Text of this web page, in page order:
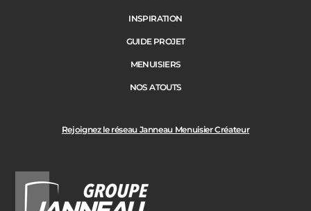
Rejoignez le réseau Janneau Menuisier Créateur
INSPIRATION
GUIDE PROJET
MENUISIERS
NOS ATOUTS